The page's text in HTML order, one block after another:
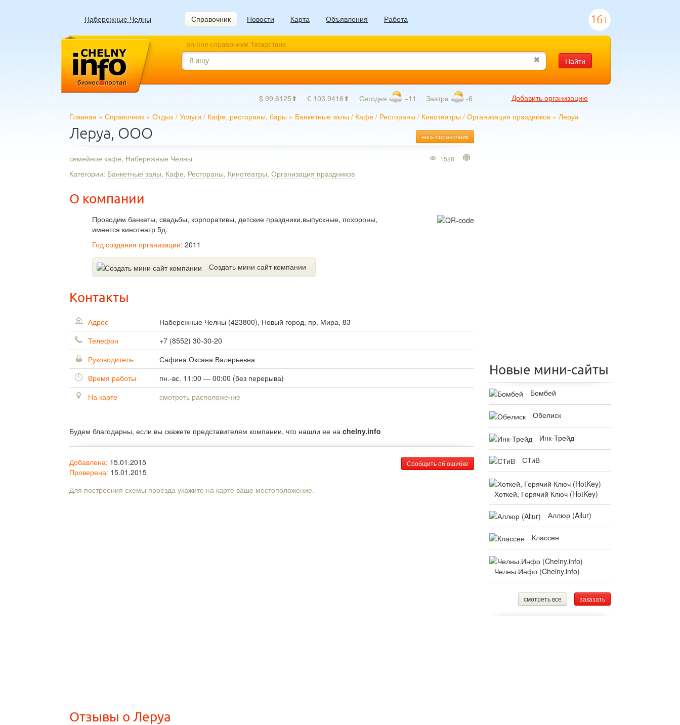
Набережные Челны Справочник Новости Карта Объявления Работа 16+
on-line справочник Татарстана
Найти
$ 99.6125⬆ € 103.9416⬆ Сегодня −11 Завтра -6
Добавить организацию
Главная » Справочник » Отдых / Услуги / Кафе, рестораны, бары » Банкетные залы / Кафе / Рестораны / Кинотеатры / Организация праздников » Леруа
весь справочник
Леруа, ООО
семейное кафе, Набережные Челны
Категории: Банкетные залы, Кафе, Рестораны, Кинотеатры, Организация праздников
О компании
Проводим банкеты, свадьбы, корпоративы, детские праздники,выпускные, похороны,
имеется кинотеатр 5д.
Год создания организации: 2011
Создать мини сайт компании
1528
Контакты
Адрес Набережные Челны (423800), Новый город, пр. Мира, 83
Телефон
+7 (8552) 30-30-20
Руководитель
Сафина Оксана Валерьевна
Время работы
пн.-вс. 11:00 — 00:00 (без перерыва)
На карте
смотреть расположение
Будем благодарны, если вы скажете представителям компании, что нашли ее на chelny.info
Сообщить об ошибке
Добавлена: 15.01.2015
Проверена: 15.01.2015
Для построения схемы проезда укажите на карте ваше местоположение.
Отзывы о Леруа
Новые мини-сайты
Бомбей
Обелиск
Инк-Трейд
СТиВ
Хоткей, Горячий Ключ (HotKey)
Аллюр (Allur)
Классен
Челны.Инфо (Chelny.info)
смотреть все заказать